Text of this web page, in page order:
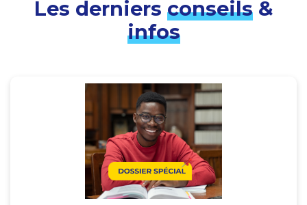
Les derniers conseils&
infos